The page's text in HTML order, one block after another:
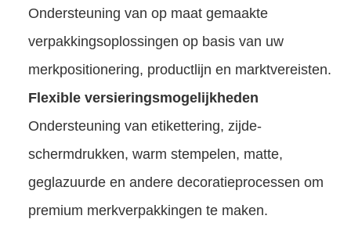
Ondersteuning van op maat gemaakte
verpakkingsoplossingen op basis van uw
merkpositionering, productlijn en marktvereisten.
Flexible versieringsmogelijkheden
Ondersteuning van etikettering, zijde-
schermdrukken, warm stempelen, matte,
geglazuurde en andere decoratieprocessen om
premium merkverpakkingen te maken.